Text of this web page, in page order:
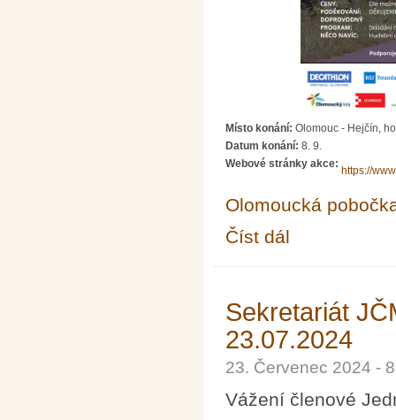
Místo konání: Olomouc - Hejčín,
Datum konání: 8. 9.
Webové stránky akce:
https://
Olomoucká
Číst dál
Sekretariát
23.07.2024
23. Červenec 2024 -
Vážení členové